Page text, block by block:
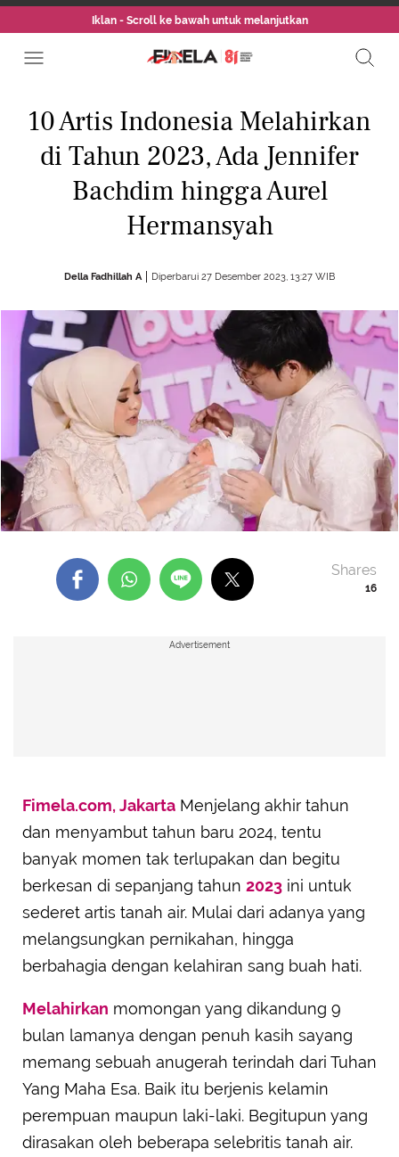
Iklan - Scroll ke bawah untuk melanjutkan
10 Artis Indonesia Melahirkan
di Tahun 2023, Ada Jennifer
Bachdim hingga Aurel
Hermansyah
Della Fadhillah A Diperbarui 27 Desember 2023, 13:27 WIB
16
Shares
Advertisement
Fimela.com, Jakarta Menjelang akhir tahun
dan menyambut tahun baru 2024, tentu
banyak momen tak terlupakan dan begitu
berkesan di sepanjang tahun 2023 ini untuk
sederet artis tanah air. Mulai dari adanya yang
melangsungkan pernikahan, hingga
berbahagia dengan kelahiran sang buah hati.
Melahirkan momongan yang dikandung 9
bulan lamanya dengan penuh kasih sayang
memang sebuah anugerah terindah dari Tuhan
Yang Maha Esa. Baik itu berjenis kelamin
perempuan maupun laki-laki. Begitupun yang
dirasakan oleh beberapa selebritis tanah air.